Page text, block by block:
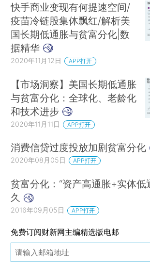
快手商业变现有何提速空间/
疫苗冷链股集体飘红/解析美
国长期低通胀与贫富分化|数
据精华
2020年11月12日 APP打开
【市场洞察】美国长期低通胀
与贫富分化：全球化、老龄化
和技术进步
2020年11月11日 APP打开
消费信贷过度投放加剧贫富分化
2020年08月05日 APP打开
贫富分化：“资产高通胀+实体低
久
2016年09月05日 APP打开
免费订阅财新网主编精选版电邮